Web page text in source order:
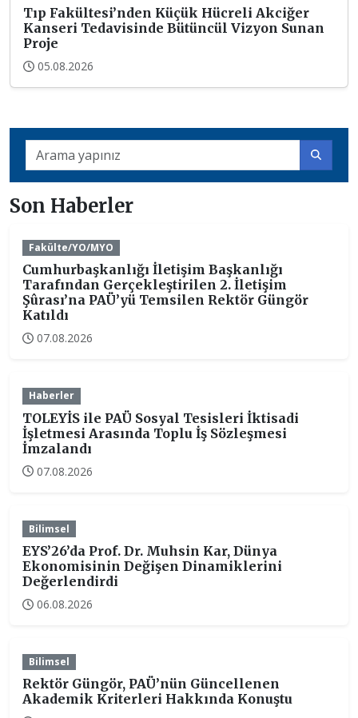
Tıp Fakültesi’nden Küçük Hücreli Akciğer
Kanseri Tedavisinde Bütüncül Vizyon Sunan
Proje
05.08.2026
Son Haberler
Fakülte/YO/MYO
Cumhurbaşkanlığı İletişim Başkanlığı
Tarafından Gerçekleştirilen 2. İletişim
Şûrası’na PAÜ’yü Temsilen Rektör Güngör
Katıldı
07.08.2026
Haberler
TOLEYİS ile PAÜ Sosyal Tesisleri İktisadi
İşletmesi Arasında Toplu İş Sözleşmesi
İmzalandı
07.08.2026
Bilimsel
EYS’26’da Prof. Dr. Muhsin Kar, Dünya
Ekonomisinin Değişen Dinamiklerini
Değerlendirdi
06.08.2026
Bilimsel
Rektör Güngör, PAÜ’nün Güncellenen
Akademik Kriterleri Hakkında Konuştu